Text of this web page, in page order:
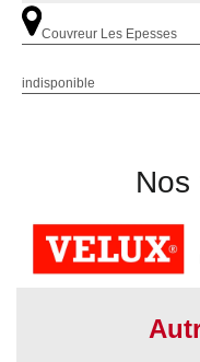
Couvreur Les Epesses
indisponible
Nos